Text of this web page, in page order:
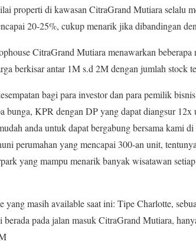
properti di kawasan CitraGrand Mutiara selalu
20-25%, cukup menarik jika dibandingan
CitraGrand Mutiara menawarkan
berkisar antar 1M s.d 2M dengan jumlah stock
bagi para investor dan para pemilik
bunga, KPR dengan DP yang dapat diangsur
anda untuk dapat bergabung bersama kami
perumahan yang mencapai 300-an unit,
yang mampu menarik banyak wisatawan
yang masih available saat ini: Tipe Charlotte,
pada jalan masuk CitraGrand Mutiara,